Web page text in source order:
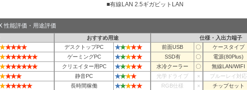
■有線LAN 2.5ギガビットLAN
性能評価・用途評価
おすすめ用途
仕様・入出力端子
★★★★ デスクトップPC ★★★★★ 前面USB 〇 ケースタイプ
★★★★★★ ゲーミングPC ★★★★★ SSD有 〇 電源(80Plus)
★★★★★★ クリエイター用PC ★★★★★ 水冷クーラー 〇 無線LAN/WIFI
★★★ 静音PC ★★★★ 光学ドライブ × ブルーレイ対応
★★★★★ 長時間稼働 ★★★★★ RGB仕様 × チップセット